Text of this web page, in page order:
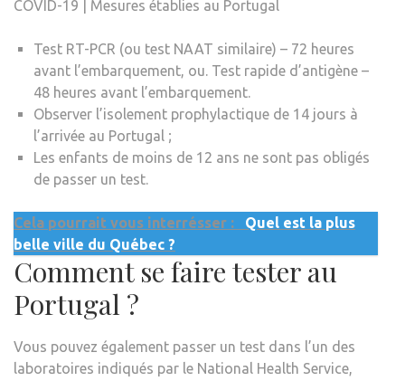
COVID-19 | Mesures établies au Portugal
Test RT-PCR (ou test NAAT similaire) – 72 heures
avant l’embarquement, ou. Test rapide d’antigène –
48 heures avant l’embarquement.
Observer l’isolement prophylactique de 14 jours à
l’arrivée au Portugal ;
Les enfants de moins de 12 ans ne sont pas obligés
de passer un test.
Cela pourrait vous interrésser :
Quel est la plus
belle ville du Québec ?
Comment se faire tester au
Portugal ?
Vous pouvez également passer un test dans l’un des
laboratoires indiqués par le National Health Service,